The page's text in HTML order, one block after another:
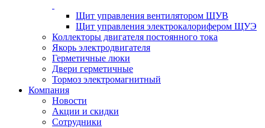
Щит управления вентилятором ЩУВ
Щит управления электрокалорифером ЩУЭ
Коллекторы двигателя постоянного тока
Якорь электродвигателя
Герметичные люки
Двери герметичные
Тормоз электромагнитный
Компания
Новости
Акции и скидки
Сотрудники